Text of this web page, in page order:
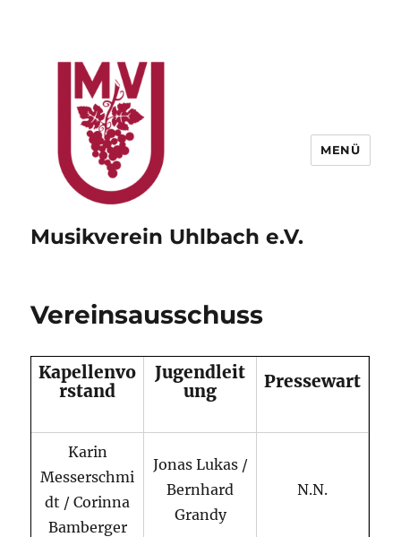
Musikverein Uhlbach e.V.
MENÜ
Vereinsausschuss
Kapellenvo
rstand
Jugendleit
ung
Pressewart
Karin
Messerschmi
dt / Corinna
Bamberger
Jonas Lukas /
Bernhard
Grandy
N.N.